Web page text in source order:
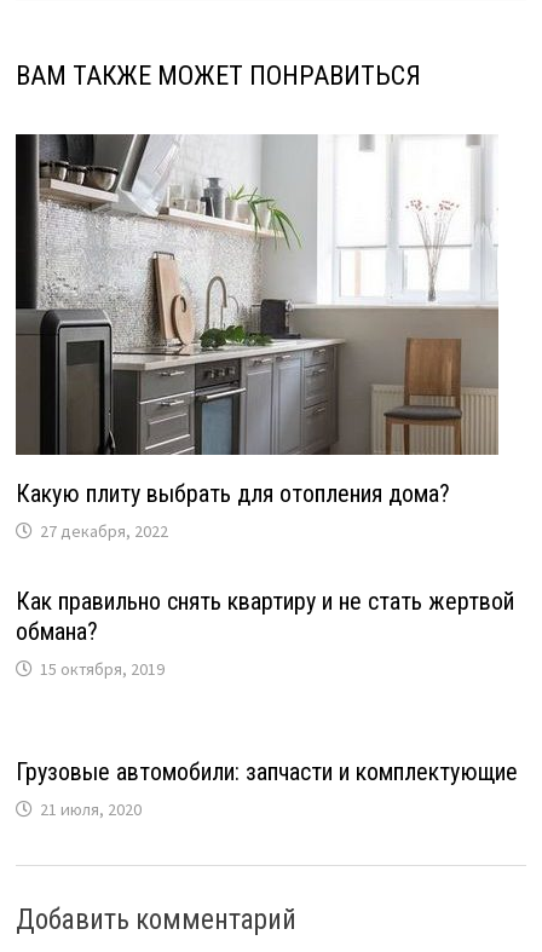
ВАМ ТАКЖЕ МОЖЕТ ПОНРАВИТЬСЯ
Какую плиту выбрать для отопления дома?
27 декабря, 2022
Как правильно снять квартиру и не стать жертвой
обмана?
15 октября, 2019
Грузовые автомобили: запчасти и комплектующие
21 июля, 2020
Добавить комментарий